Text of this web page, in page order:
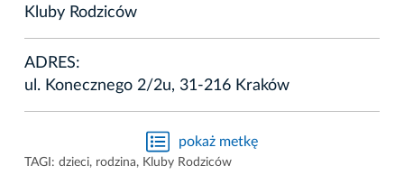
Kluby Rodziców
ADRES:
ul. Konecznego 2/2u, 31-216 Kraków
pokaż metkę
TAGI: dzieci, rodzina, Kluby Rodziców